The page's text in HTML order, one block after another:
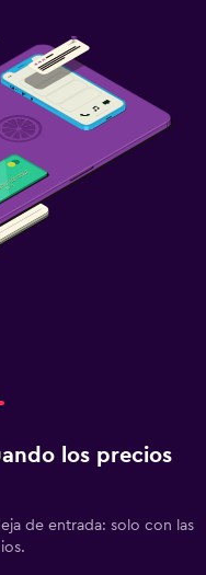
los precios
de entrada: solo con las